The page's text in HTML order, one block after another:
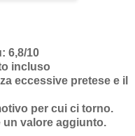
6,8/10
incluso
eccessive pretese e il
per cui ci torno.
un valore aggiunto.